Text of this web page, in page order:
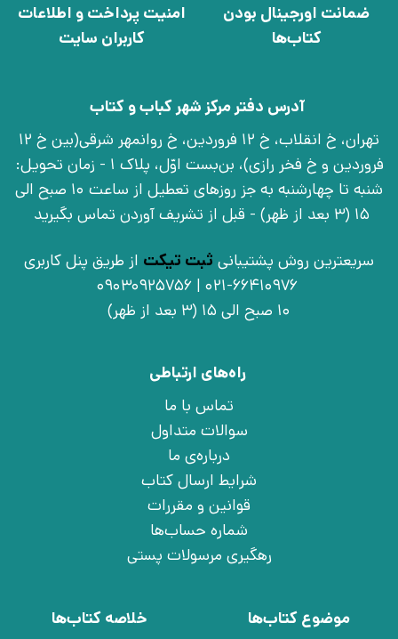
ضمانت اورجینال بودن
کتاب‌ها
امنیت پرداخت و اطلاعات
کاربران سایت
آدرس دفتر مرکز شهر کباب و کتاب
تهران، خ انقلاب، خ 12 فروردین، خ روانمهر شرقی(بین خ 12
فروردین و خ فخر رازی)، بن‌بست اوّل، پلاک 1 - زمان تحویل:
شنبه تا چهارشنبه به جز روزهای تعطیل از ساعت 10 صبح الی
15 (3 بعد از ظهر) - قبل از تشریف آوردن تماس بگیرید
سریعترین روش پشتیبانی ثبت تیکت از طریق پنل کاربری
021-66410976 | 09030925756
10 صبح الی 15 (3 بعد از ظهر)
راه‌های ارتباطی
تماس با ما
سوالات متداول
درباره‌ی ما
شرایط ارسال کتاب
قوانین و مقررات
شماره حساب‌ها
رهگیری مرسولات پستی
موضوع کتاب‌ها
خلاصه کتاب‌ها